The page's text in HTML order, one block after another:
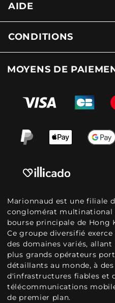
AIDE
CONDITIONS
MOYENS DE
Marionnaud est une filiale
conglomérat multinational
bourse principale de Hong
Ce groupe diversifié
des domaines variés, allant
plus grands opérateurs
détaillants au monde, à
d'infrastructures fiables et
télécommunications
de premier plan.